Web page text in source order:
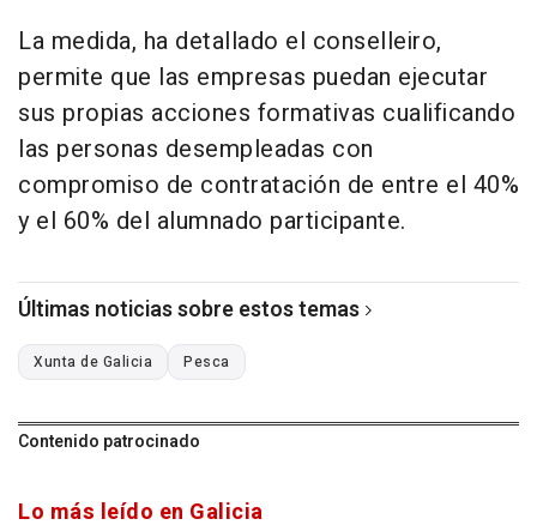
La medida, ha detallado el conselleiro,
permite que las empresas puedan ejecutar
sus propias acciones formativas cualificando
las personas desempleadas con
compromiso de contratación de entre el 40%
y el 60% del alumnado participante.
Últimas noticias sobre estos temas
Xunta de Galicia Pesca
Contenido patrocinado
Lo más leído en Galicia